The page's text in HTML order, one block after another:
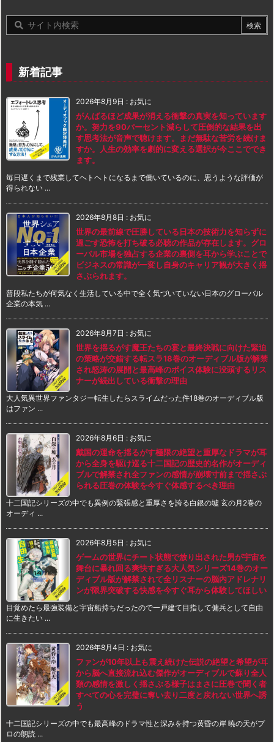
新着記事
2026年8月9日 : お気に
がんばるほど成果が消える衝撃の真実を知っています
か。努力を90パーセント減らして圧倒的な結果を出
す思考法が音声で聴けます。まだ無駄な苦労を続けま
すか。人生の効率を劇的に変える選択が今ここででき
ます。
毎日遅くまで残業してヘトヘトになるまで働いているのに、思うような評価が
得られない ...
2026年8月8日 : お気に
世界の最前線で圧勝している日本の技術力を知らずに
過ごす恐怖を打ち破る必聴の作品が存在します。グロ
ーバル市場を独占する企業の裏側を耳から学ぶことで
ビジネスの常識が一変し自身のキャリア観が大きく揺
さぶられます。
普段私たちが何気なく生活している中で全く気づいていない日本のグローバル
企業の本気 ...
2026年8月7日 : お気に
世界を揺るがす魔王たちの宴と最終決戦に向けた緊迫
の策略が交錯する転スラ18巻のオーディブル版が解禁
され怒涛の展開と最高峰のボイス体験に没頭するリス
ナーが続出している衝撃の理由
大人気異世界ファンタジー転生したらスライムだった件18巻のオーディブル版
はファン ...
2026年8月6日 : お気に
戴国の運命を揺るがす極限の絶望と重厚なドラマが耳
から全身を駆け巡る十二国記の歴史的名作がオーディ
ブルで解禁され全ファンの感情が崩壊寸前まで揺さぶ
られる圧巻の体験を今すぐ体感するべき理由
十二国記シリーズの中でも異例の緊張感と重厚さを誇る白銀の墟 玄の月2巻の
オーディ ...
2026年8月5日 : お気に
ゲームの世界にチート状態で放り出された男が宇宙を
舞台に暴れ回る爽快すぎる大人気シリーズ14巻のオー
ディブル版が解禁されて全リスナーの脳内アドレナリ
ンが限界突破する快感を今すぐ耳から体験してほしい
目覚めたら最強装備と宇宙船持ちだったので一戸建て目指して傭兵として自由
に生きたい ...
2026年8月4日 : お気に
ファンが10年以上も震え続けた伝説の絶望と希望が耳
から脳へ直接流れ込む傑作がオーディブルで蘇り全人
類の感情を激しく揺さぶる様子はまさに圧巻で聞く者
すべての心を完璧に奪い去り二度と戻れない世界へ誘
う
十二国記シリーズの中でも最高峰のドラマ性と深みを持つ黄昏の岸 暁の天がプ
ロの朗読 ...